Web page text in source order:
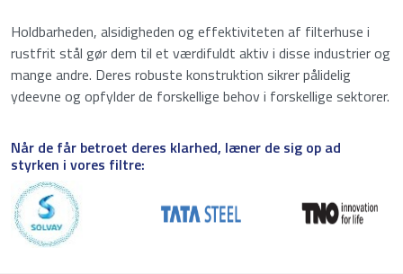
Holdbarheden, alsidigheden og effektiviteten af filterhuse i
rustfrit stål gør dem til et værdifuldt aktiv i disse industrier og
mange andre. Deres robuste konstruktion sikrer pålidelig
ydeevne og opfylder de forskellige behov i forskellige sektorer.
Når de får betroet deres klarhed, læner de sig op ad
styrken i vores filtre: